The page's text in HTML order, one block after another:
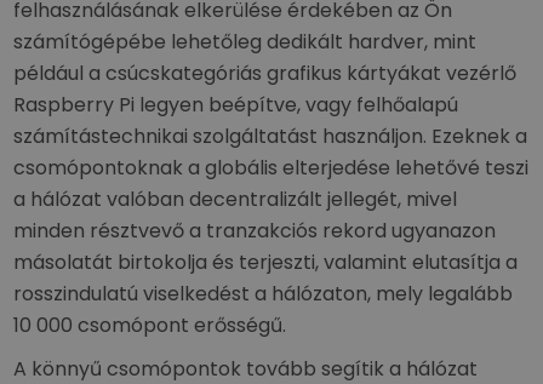
felhasználásának elkerülése érdekében az Ön
számítógépébe lehetőleg dedikált hardver, mint
például a csúcskategóriás grafikus kártyákat vezérlő
Raspberry Pi legyen beépítve, vagy felhőalapú
számítástechnikai szolgáltatást használjon. Ezeknek a
csomópontoknak a globális elterjedése lehetővé teszi
a hálózat valóban decentralizált jellegét, mivel
minden résztvevő a tranzakciós rekord ugyanazon
másolatát birtokolja és terjeszti, valamint elutasítja a
rosszindulatú viselkedést a hálózaton, mely legalább
10 000 csomópont erősségű.
A könnyű csomópontok tovább segítik a hálózat